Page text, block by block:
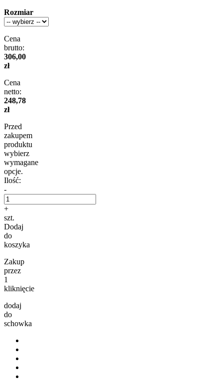
Rozmiar
Cena
brutto:
306,00
zł
Cena
netto:
248,78
zł
Przed
zakupem
produktu
wybierz
wymagane
opcje.
Ilość:
-
+
szt.
Dodaj
do
koszyka
Zakup
przez
1
kliknięcie
dodaj
do
schowka